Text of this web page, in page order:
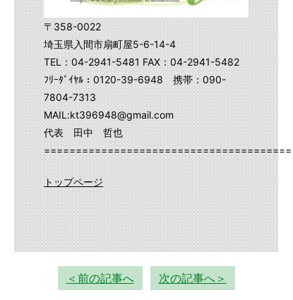
〒358-0022
埼玉県入間市扇町屋5-6-14-4
TEL：04-2941-5481 FAX：04-2941-5482
ﾌﾘｰﾀﾞｲﾔﾙ：0120-39-6948 携帯：090-
7804-7313
MAIL:kt396948@gmail.com
代表 田中 哲也
トップページ
＜前の記事へ 次の記事へ＞